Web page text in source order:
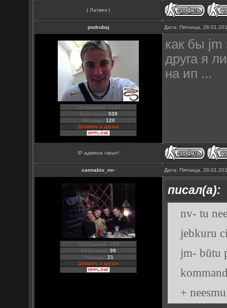
( Латвия )
podrubaj Дата: Пятница,
Сообщений: 2183
Репутация: 539
Награды:120
Добавить в друзья
как бы jm
друга я
на ип ...
IP админа скрыт!
cannabis_nv- Дата: Пятница,
Сообщений: 293
Репутация: 99
Награды:21
Добавить в друзья
писал(а):
nv- tu
jebkuru
jm- būtu
+